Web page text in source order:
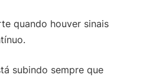
quando houver sinais
subindo sempre que